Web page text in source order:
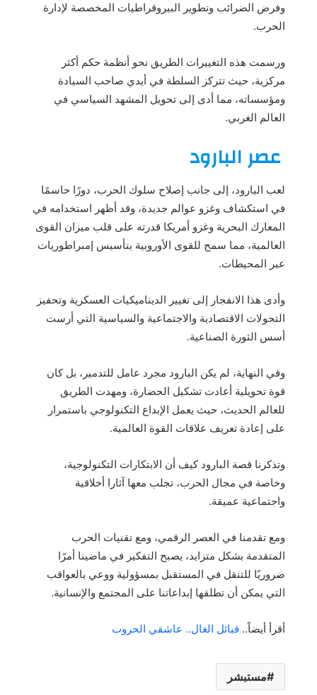
وفرض الضرائب وتطوير البيروقراطيات المخصصة لإدارة
الحرب.
ورسمت هذه التغييرات الطريق نحو أنظمة حكم أكثر
مركزية، حيث تتركز السلطة في أيدي صاحب السيادة
ومؤسساته، مما أدى إلى تحويل المشهد السياسي في
العالم الغربي.
عصر البارود
لعب البارود، إلى جانب إصلاح سلوك الحرب، دورًا حاسمًا
في استكشاف وغزو عوالم جديدة، وقد أظهر استخدامه في
المعارك البحرية وغزو أمريكا قدرته على قلب ميزان القوى
العالمية، مما سمح للقوى الأوروبية بتأسيس إمبراطوريات
عبر المحيطات.
وأدى هذا الانفجار إلى تغيير الديناميكيات العسكرية وتحفيز
التحولات الاقتصادية والاجتماعية والسياسية التي أرست
أسس الثورة الصناعية.
وفي النهاية، لم يكن البارود مجرد عامل للتدمير، بل كان
قوة تحويلية أعادت تشكيل الحضارة، ومهدت الطريق
للعالم الحديث، حيث يعمل الإبداع التكنولوجي باستمرار
على إعادة تعريف علاقات القوة العالمية.
وتذكرنا قصة البارود كيف أن الابتكارات التكنولوجية،
وخاصة في مجال الحرب، تجلب معها آثارا أخلاقية
واجتماعية عميقة.
ومع تقدمنا في العصر الرقمي، ومع تقنيات الحرب
المتقدمة بشكل متزايد، يصبح التفكير في ماضينا أمرًا
ضروريًا للتنقل في المستقبل بمسؤولية ووعي بالعواقب
التي يمكن أن تطلقها إبداعاتنا على المجتمع والإنسانية.
أقرأ أيضاً.. قبائل الغال.. عاشقي الحروب
مستبشر